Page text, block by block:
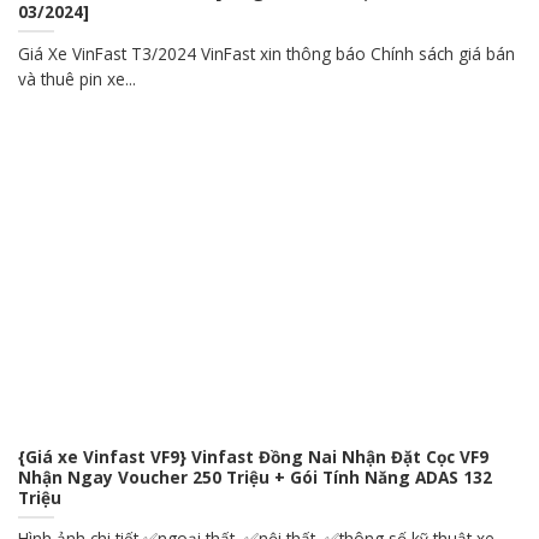
03/2024]
Giá Xe VinFast T3/2024 VinFast xin thông báo Chính sách giá bán
và thuê pin xe...
{Giá xe Vinfast VF9} Vinfast Đồng Nai Nhận Đặt Cọc VF9
Nhận Ngay Voucher 250 Triệu + Gói Tính Năng ADAS 132
Triệu